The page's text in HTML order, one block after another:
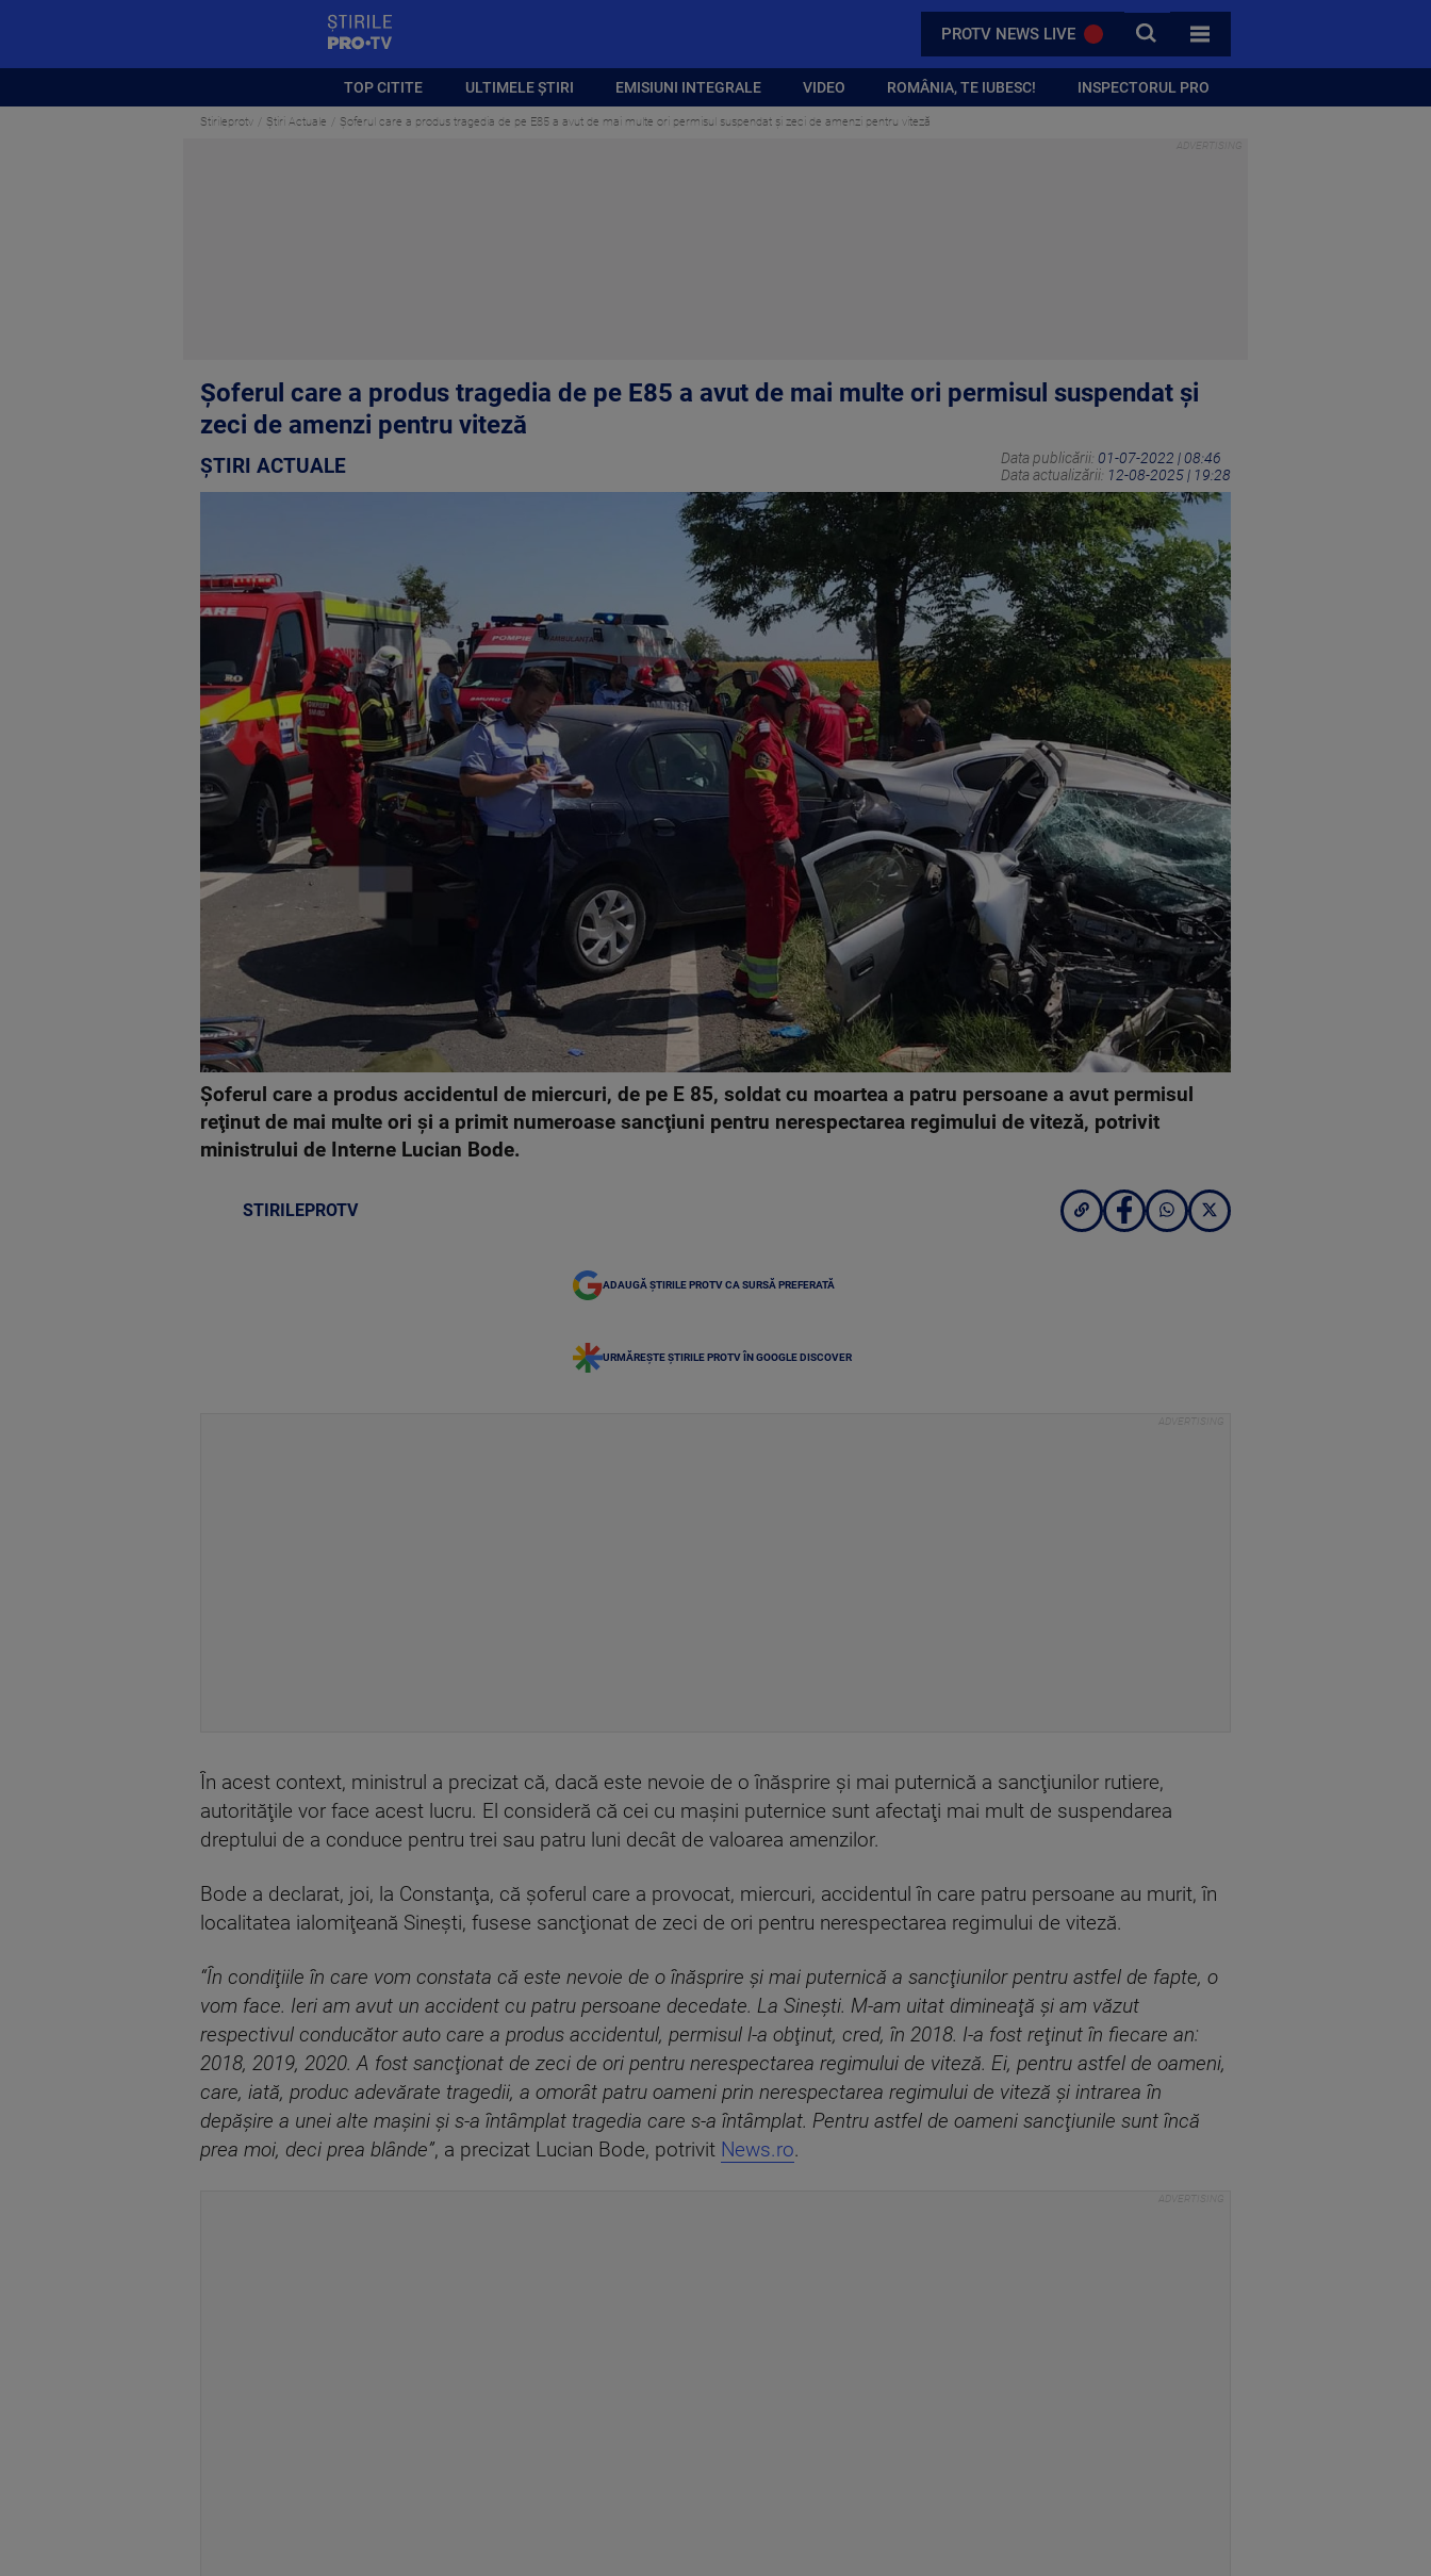
PROTV NEWS LIVE CAUTA
TOATE CATEGORIILE
TOP CITITE ULTIMELE ȘTIRI EMISIUNI INTEGRALE VIDEO ROMÂNIA, TE IUBESC! INSPECTORUL PRO
Stirileprotv Știri Actuale Şoferul care a produs tragedia de pe E85 a avut de mai multe ori permisul suspendat şi zeci de amenzi pentru viteză
Şoferul care a produs tragedia de pe E85 a avut de mai multe ori permisul suspendat şi
zeci de amenzi pentru viteză
ȘTIRI ACTUALE Data publicării: 01-07-2022 | 08:46
Data actualizării: 12-08-2025 | 19:28
Șoferul care a produs accidentul de miercuri, de pe E 85, soldat cu moartea a patru persoane a avut permisul
reţinut de mai multe ori şi a primit numeroase sancţiuni pentru nerespectarea regimului de viteză, potrivit
ministrului de Interne Lucian Bode.
STIRILEPROTV
ADAUGĂ ȘTIRILE PROTV CA SURSĂ PREFERATĂ
URMĂREȘTE ȘTIRILE PROTV ÎN GOOGLE DISCOVER
În acest context, ministrul a precizat că, dacă este nevoie de o înăsprire şi mai puternică a sancţiunilor rutiere,
autorităţile vor face acest lucru. El consideră că cei cu maşini puternice sunt afectaţi mai mult de suspendarea
dreptului de a conduce pentru trei sau patru luni decât de valoarea amenzilor.
Bode a declarat, joi, la Constanţa, că şoferul care a provocat, miercuri, accidentul în care patru persoane au murit, în
localitatea ialomiţeană Sineşti, fusese sancţionat de zeci de ori pentru nerespectarea regimului de viteză.
“În condiţiile în care vom constata că este nevoie de o înăsprire şi mai puternică a sancţiunilor pentru astfel de fapte, o
vom face. Ieri am avut un accident cu patru persoane decedate. La Sineşti. M-am uitat dimineaţă şi am văzut
respectivul conducător auto care a produs accidentul, permisul l-a obţinut, cred, în 2018. I-a fost reţinut în fiecare an:
2018, 2019, 2020. A fost sancţionat de zeci de ori pentru nerespectarea regimului de viteză. Ei, pentru astfel de oameni,
care, iată, produc adevărate tragedii, a omorât patru oameni prin nerespectarea regimului de viteză şi intrarea în
depăşire a unei alte maşini şi s-a întâmplat tragedia care s-a întâmplat. Pentru astfel de oameni sancţiunile sunt încă
prea moi, deci prea blânde”, a precizat Lucian Bode, potrivit News.ro.